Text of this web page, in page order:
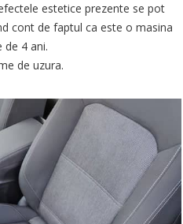
estetice prezente se pot
cont de faptul ca este o masina
de 4 ani.
de uzura.